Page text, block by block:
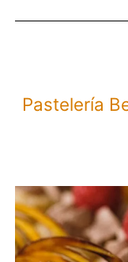
Pastelería